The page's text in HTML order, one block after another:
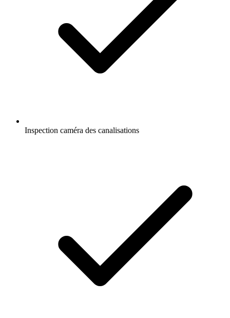
Inspection caméra des canalisations